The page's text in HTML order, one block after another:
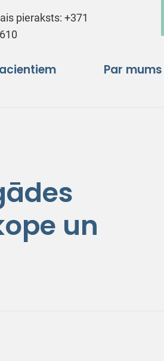
pieraksts:+371
Par mums
un